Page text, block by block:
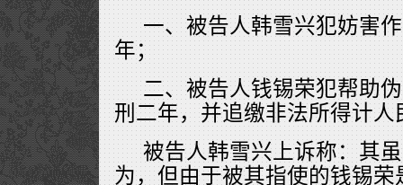
一、被告人韩雪兴犯妨害
年；
二、被告人钱锡荣犯帮助
刑二年，并追缴非法所得计人
被告人韩雪兴上诉称：其
为，但由于被其指使的钱锡